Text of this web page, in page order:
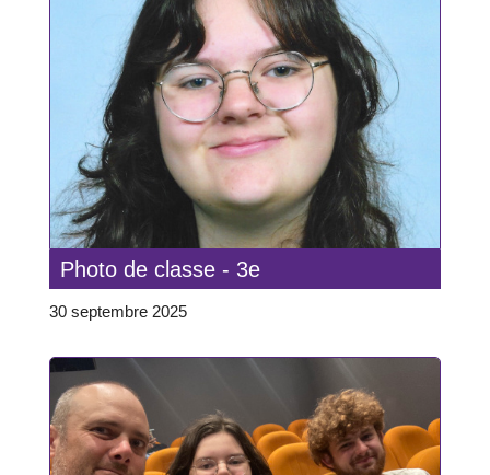
Photo de classe - 3e
30 septembre 2025